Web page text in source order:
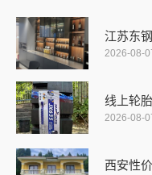
江苏东
2026-08-
线上轮
2026-08-
西安性